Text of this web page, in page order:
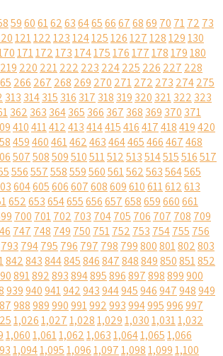
5960616263646566676869 70 7172 73
121122123124125126127128129130
171172173174175176177178179180
219 220 221222 223 224225 226 227 228
266 267 268 269 270 271272 273 274275
313 314315 316 317 318 319 320 321322 323
362 363 364365 366 367 368 369 370 371
410411412413414415416417418419420
459460461462463464465466467468
507508509510511512513514515516517
556557558559560561562563564565
604605606607608609610611612613
652653654655656657658659660661
700 701702 703 704705 706 707 708 709
747 748 749 750 751752 753 754755 756
793 794795 796 797 798 799800801802803
842843844845846847848849850851852
891892893894895896897898899900
939940941942943944945946947948949
988989990991992993994995996997
1,0261,0271,0281,0291,0301,0311,032
1,0601,0611,0621,0631,0641,0651,066
1,0941,0951,0961,0971,0981,0991,100